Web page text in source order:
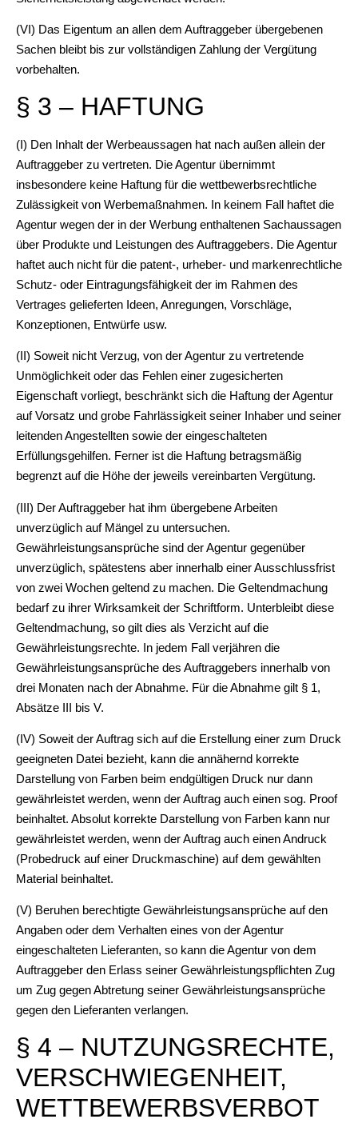
(VI) Das Eigentum an allen dem Auftraggeber übergebenen
Sachen bleibt bis zur vollständigen Zahlung der Vergütung
vorbehalten.
§ 3 – HAFTUNG
(I) Den Inhalt der Werbeaussagen hat nach außen allein der
Auftraggeber zu vertreten. Die Agentur übernimmt
insbesondere keine Haftung für die wettbewerbsrechtliche
Zulässigkeit von Werbemaßnahmen. In keinem Fall haftet die
Agentur wegen der in der Werbung enthaltenen Sachaussagen
über Produkte und Leistungen des Auftraggebers. Die Agentur
haftet auch nicht für die patent-, urheber- und markenrechtliche
Schutz- oder Eintragungsfähigkeit der im Rahmen des
Vertrages gelieferten Ideen, Anregungen, Vorschläge,
Konzeptionen, Entwürfe usw.
(II) Soweit nicht Verzug, von der Agentur zu vertretende
Unmöglichkeit oder das Fehlen einer zugesicherten
Eigenschaft vorliegt, beschränkt sich die Haftung der Agentur
auf Vorsatz und grobe Fahrlässigkeit seiner Inhaber und seiner
leitenden Angestellten sowie der eingeschalteten
Erfüllungsgehilfen. Ferner ist die Haftung betragsmäßig
begrenzt auf die Höhe der jeweils vereinbarten Vergütung.
(III) Der Auftraggeber hat ihm übergebene Arbeiten
unverzüglich auf Mängel zu untersuchen.
Gewährleistungsansprüche sind der Agentur gegenüber
unverzüglich, spätestens aber innerhalb einer Ausschlussfrist
von zwei Wochen geltend zu machen. Die Geltendmachung
bedarf zu ihrer Wirksamkeit der Schriftform. Unterbleibt diese
Geltendmachung, so gilt dies als Verzicht auf die
Gewährleistungsrechte. In jedem Fall verjähren die
Gewährleistungsansprüche des Auftraggebers innerhalb von
drei Monaten nach der Abnahme. Für die Abnahme gilt § 1,
Absätze III bis V.
(IV) Soweit der Auftrag sich auf die Erstellung einer zum Druck
geeigneten Datei bezieht, kann die annähernd korrekte
Darstellung von Farben beim endgültigen Druck nur dann
gewährleistet werden, wenn der Auftrag auch einen sog. Proof
beinhaltet. Absolut korrekte Darstellung von Farben kann nur
gewährleistet werden, wenn der Auftrag auch einen Andruck
(Probedruck auf einer Druckmaschine) auf dem gewählten
Material beinhaltet.
(V) Beruhen berechtigte Gewährleistungsansprüche auf den
Angaben oder dem Verhalten eines von der Agentur
eingeschalteten Lieferanten, so kann die Agentur von dem
Auftraggeber den Erlass seiner Gewährleistungspflichten Zug
um Zug gegen Abtretung seiner Gewährleistungsansprüche
gegen den Lieferanten verlangen.
§ 4 – NUTZUNGSRECHTE,
VERSCHWIEGENHEIT,
WETTBEWERBSVERBOT